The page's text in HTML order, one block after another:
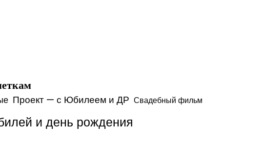
Проект — с Юбилеем и ДР Свадебный фильм
и день рождения